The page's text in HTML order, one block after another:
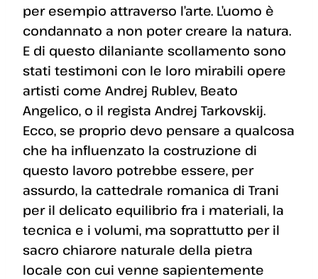
per esempio attraverso l’arte. L’uomo è
condannato a non poter creare la natura.
E di questo dilaniante scollamento sono
stati testimoni con le loro mirabili opere
artisti come Andrej Rublev, Beato
Angelico, o il regista Andrej Tarkovskij.
Ecco, se proprio devo pensare a qualcosa
che ha influenzato la costruzione di
questo lavoro potrebbe essere, per
assurdo, la cattedrale romanica di Trani
per il delicato equilibrio fra i materiali, la
tecnica e i volumi, ma soprattutto per il
sacro chiarore naturale della pietra
locale con cui venne sapientemente